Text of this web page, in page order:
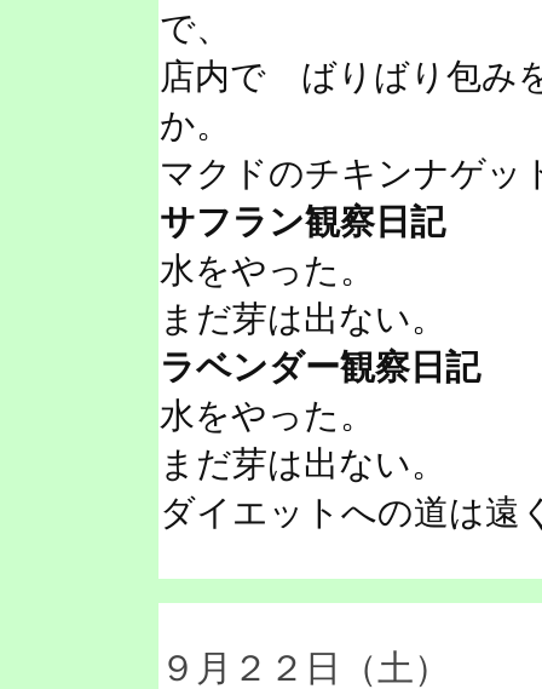
で、
店内で ばりばり包み
か。
マクドのチキンナゲッ
サフラン観察日記
水をやった。
まだ芽は出ない。
ラベンダー観察日記
水をやった。
まだ芽は出ない。
ダイエットへの道は遠
９月２２日（土）